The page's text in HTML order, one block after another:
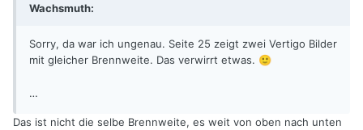
Wachsmuth:
Sorry, da war ich ungenau. Seite 25 zeigt zwei Vertigo Bilder
mit gleicher Brennweite. Das verwirrt etwas. 🙂
…
Das ist nicht die selbe Brennweite, es weit von oben nach unten